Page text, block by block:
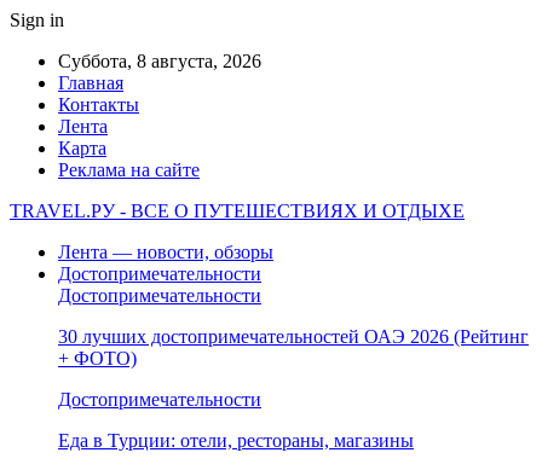
Sign in
Суббота, 8 августа, 2026
Главная
Контакты
Лента
Карта
Реклама на сайте
TRAVEL.РУ - ВСЕ О ПУТЕШЕСТВИЯХ И ОТДЫХЕ
Лента — новости, обзоры
Достопримечательности
Достопримечательности
30 лучших достопримечательностей ОАЭ 2026 (Рейтинг
+ ФОТО)
Достопримечательности
Еда в Турции: отели, рестораны, магазины